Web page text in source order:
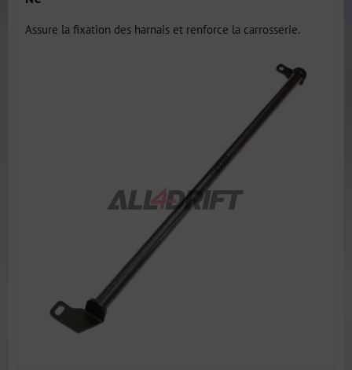
Assure la fixation des harnais et renforce la carrosserie.